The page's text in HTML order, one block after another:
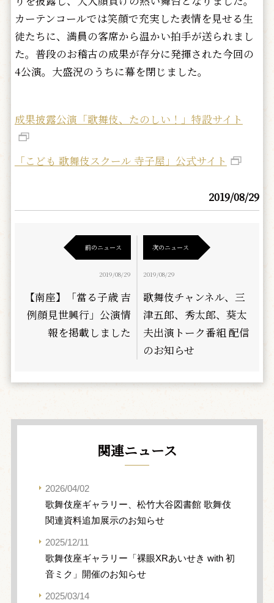
カーテンコールでは笑顔で充実した表情を見せる生
徒たちに、満員の客席から温かい拍手が送られまし
た。普段のお稽古の成果が存分に発揮された今回の
4公演。大盛況のうちに幕を閉じました。
成果披露公演「歌舞伎、たのしい！」特設サイト
「こども 歌舞伎スクール 寺子屋」公式サイト
2019/08/29
前のニュース
2019/08/29
【南座】「當る子歳 吉
例顔見世興行」公演情
報を掲載しました
次のニュース
2019/08/29
歌舞伎チャンネル、三
津五郎、秀太郎、葵太
夫出演トーク番組 配信
のお知らせ
関連ニュース
2026/04/02
歌舞伎座ギャラリー、松竹大谷図書館 歌舞伎
関連資料追加展示のお知らせ
2025/12/11
歌舞伎座ギャラリー「裸眼XRあいせき with 初
音ミク」開催のお知らせ
2025/03/14